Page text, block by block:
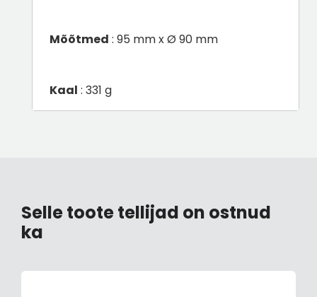
Mõõtmed : 95 mm x Ø 90 mm
Kaal : 331 g
Selle toote tellijad on ostnud
ka